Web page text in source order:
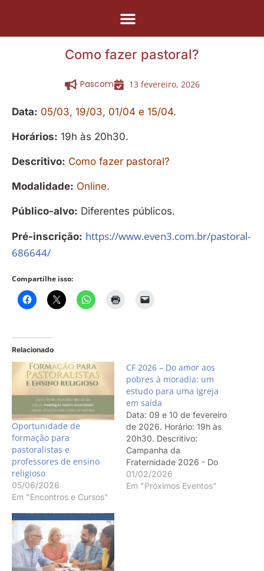
Como fazer pastoral?
Pascom 13 fevereiro, 2026
Data: 05/03, 19/03, 01/04 e 15/04.
Horários: 19h às 20h30.
Descritivo: Como fazer pastoral?
Modalidade: Online.
Público-alvo: Diferentes públicos.
Pré-inscrição: https://www.even3.com.br/pastoral-
686644/
Compartilhe isso:
Relacionado
Oportunidade de
formação para
pastoralistas e
professores de ensino
religioso
05/06/2026
Em "Encontros e Cursos"
CF 2026 – Do amor aos
pobres à moradia: um
estudo para uma Igreja
em saída
Data: 09 e 10 de fevereiro
de 2026. Horário: 19h às
20h30. Descritivo:
Campanha da
Fraternidade 2026 - Do
amor aos pobres à
moradia: um estudo para
01/02/2026
Em "Próximos Eventos"